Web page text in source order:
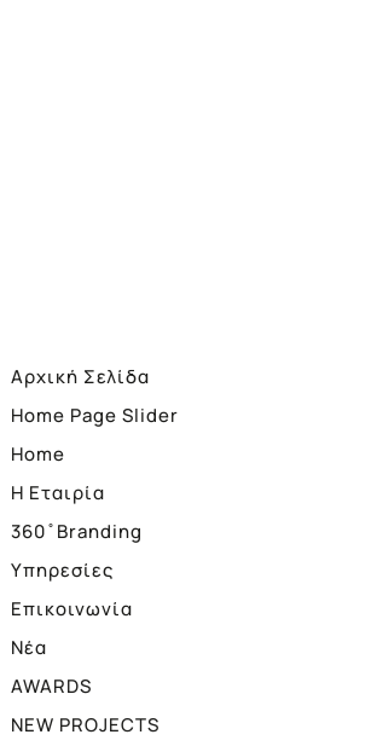
Αρχική Σελίδα
Home Page Slider
Home
Η Εταιρία
360 ̊ Branding
Υπηρεσίες
Επικοινωνία
Νέα
AWARDS
NEW PROJECTS